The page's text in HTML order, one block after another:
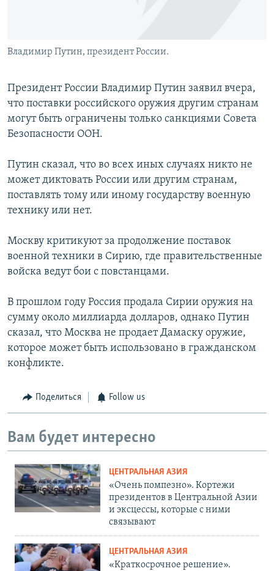
Владимир Путин, президент России.
Президент России Владимир Путин заявил вчера,
что поставки российского оружия другим странам
могут быть ограничены только санкциями Совета
Безопасности ООН.
Путин сказал, что во всех иных случаях никто не
может диктовать России или другим странам,
поставлять тому или иному государству военную
технику или нет.
Москву критикуют за продолжение поставок
военной техники в Сирию, где правительственные
войска ведут бои с повстанцами.
В прошлом году Россия продала Сирии оружия на
сумму около миллиарда долларов, однако Путин
сказал, что Москва не продает Дамаску оружие,
которое может быть использовано в гражданском
конфликте.
Поделиться Follow us
Вам будет интересно
ЦЕНТРАЛЬНАЯ АЗИЯ
«Очень помпезно». Кортежи
президентов в Центральной Азии
и эксцессы, которые с ними
связывают
ЦЕНТРАЛЬНАЯ АЗИЯ
«Краткосрочное решение».